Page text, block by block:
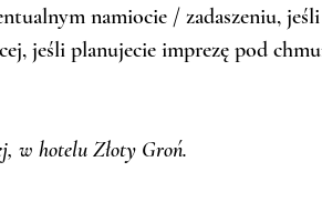
namiocie / zadaszeniu,
jeśli planujecie imprezę pod
w hotelu Złoty Groń.